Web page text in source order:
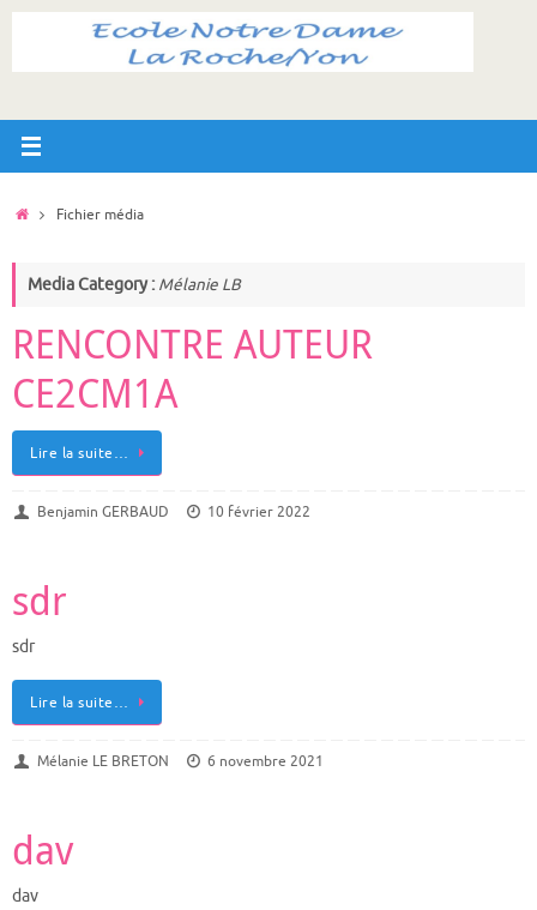
Passer
AccueilFichier média
Media Category : Mélanie LB
RENCONTRE AUTEUR
CE2CM1A
Lire la suite…
Benjamin GERBAUD 10 février 2022
sdr
sdr
Lire la suite…
Mélanie LE BRETON 6 novembre 2021
dav
dav